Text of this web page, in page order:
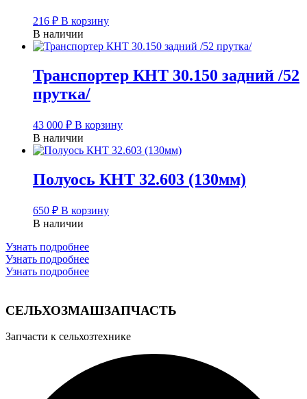
216 ₽ В корзину
В наличии
Транспортер КНТ 30.150 задний /52
прутка/
43 000 ₽ В корзину
В наличии
Полуось КНТ 32.603 (130мм)
650 ₽ В корзину
В наличии
Узнать подробнее
Узнать подробнее
Узнать подробнее
СЕЛЬХОЗМАШЗАПЧАСТЬ
Запчасти к сельхозтехнике